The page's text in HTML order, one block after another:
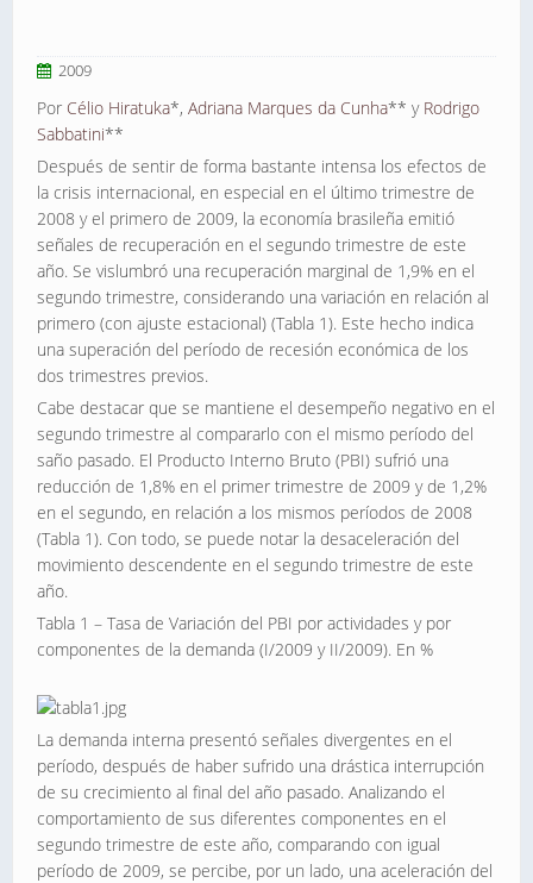
2009
Por Célio Hiratuka*, Adriana Marques da Cunha** y Rodrigo
Sabbatini**
Después de sentir de forma bastante intensa los efectos de
la crisis internacional, en especial en el último trimestre de
2008 y el primero de 2009, la economía brasileña emitió
señales de recuperación en el segundo trimestre de este
año. Se vislumbró una recuperación marginal de 1,9% en el
segundo trimestre, considerando una variación en relación al
primero (con ajuste estacional) (Tabla 1). Este hecho indica
una superación del período de recesión económica de los
dos trimestres previos.
Cabe destacar que se mantiene el desempeño negativo en el
segundo trimestre al compararlo con el mismo período del
saño pasado. El Producto Interno Bruto (PBI) sufrió una
reducción de 1,8% en el primer trimestre de 2009 y de 1,2%
en el segundo, en relación a los mismos períodos de 2008
(Tabla 1). Con todo, se puede notar la desaceleración del
movimiento descendente en el segundo trimestre de este
año.
Tabla 1 – Tasa de Variación del PBI por actividades y por
componentes de la demanda (I/2009 y II/2009). En %
La demanda interna presentó señales divergentes en el
período, después de haber sufrido una drástica interrupción
de su crecimiento al final del año pasado. Analizando el
comportamiento de sus diferentes componentes en el
segundo trimestre de este año, comparando con igual
período de 2009, se percibe, por un lado, una aceleración del